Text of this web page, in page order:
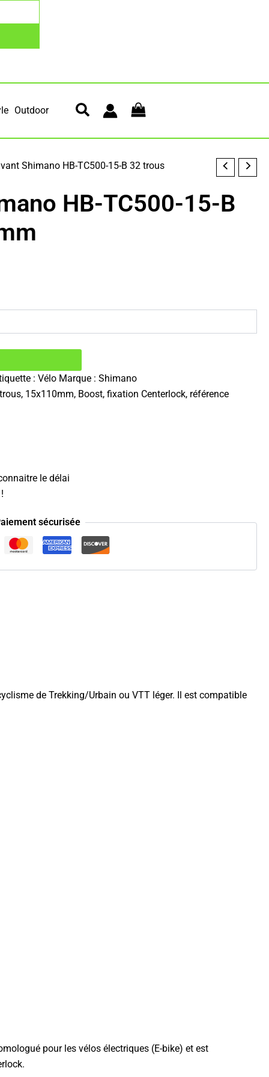
Outdoor
Shimano HB-TC500-15-B 32 trous
HB-TC500-15-B
: Vélo Marque : Shimano
15x110mm, Boost, fixation Centerlock, référence
le délai
sécurisée
de Trekking/Urbain ou VTT léger. Il est compatible
pour les vélos électriques (E-bike) et est